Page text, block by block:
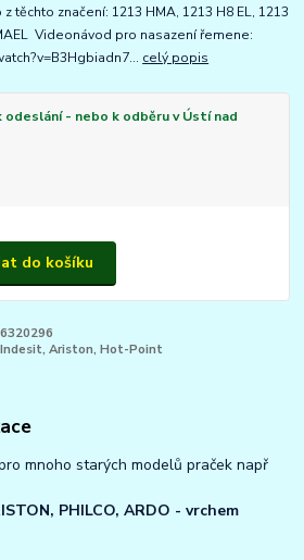
těchto značení: 1213 HMA, 1213 H8 EL, 1213
Videonávod pro nasazení řemene:
celý popis
odeslání - nebo k odběru v Ústí nad
do košíku
6320296
Indesit, Ariston, Hot-Point
mnoho starých modelů praček např
PHILCO, ARDO - vrchem